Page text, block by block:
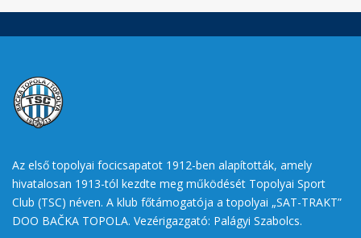
Az első topolyai focicsapatot 1912-ben alapították, amely
hivatalosan 1913-tól kezdte meg működését Topolyai Sport
Club (TSC) néven. A klub főtámogatója a topolyai „SAT-TRAKT”
DOO BAČKA TOPOLA. Vezérigazgató: Palágyi Szabolcs.